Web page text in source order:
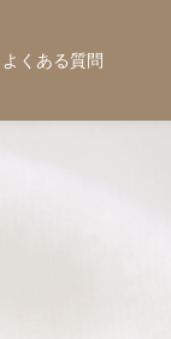
よくある質問